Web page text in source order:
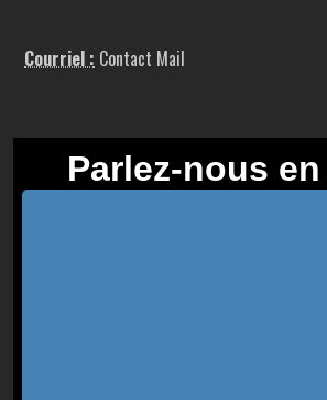
Courriel : Contact Mail